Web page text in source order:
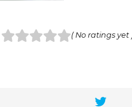
( No ratings yet